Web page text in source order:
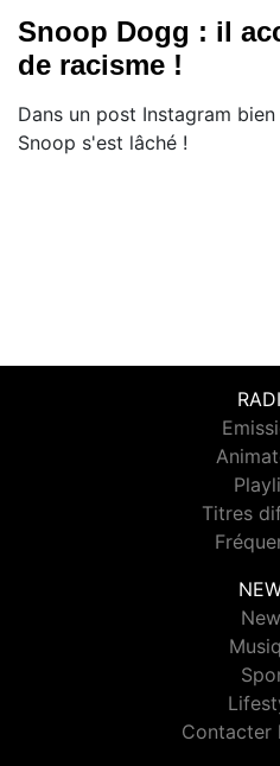
Snoop Dogg : il
de racisme !
Dans un post Instagram
Snoop s'est lâché !
Titres
Contacter